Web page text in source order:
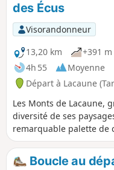
des Écus
Visorandonneur
13,20 km
+391 m
4h 55
Moyenne
Départ à Lacaune
Les Monts de Lacaune,
diversité de ses
remarquable palette de
régal pour les
Boucle au